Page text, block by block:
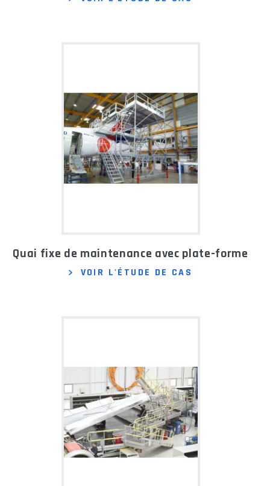
Quai fixe de maintenance avec plate-forme
VOIR L'ÉTUDE DE CAS